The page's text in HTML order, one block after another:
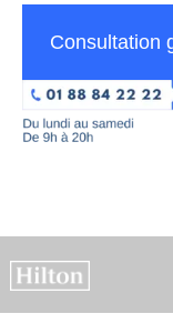
Consultation